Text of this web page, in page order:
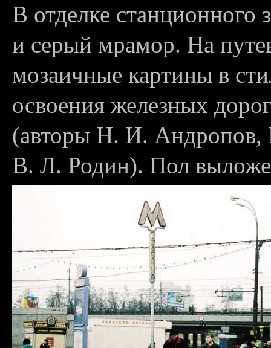
В отделке станционного
и серый мрамор. На
мозаичные картины в
освоения железных
(авторы Н. И.
В. Л. Родин). Пол